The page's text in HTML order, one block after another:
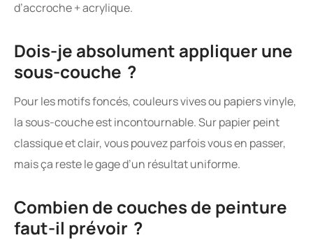
d’accroche + acrylique.
Dois-je absolument appliquer une
sous-couche ?
Pour les motifs foncés, couleurs vives ou papiers vinyle,
la sous-couche est incontournable. Sur papier peint
classique et clair, vous pouvez parfois vous en passer,
mais ça reste le gage d’un résultat uniforme.
Combien de couches de peinture
faut-il prévoir ?